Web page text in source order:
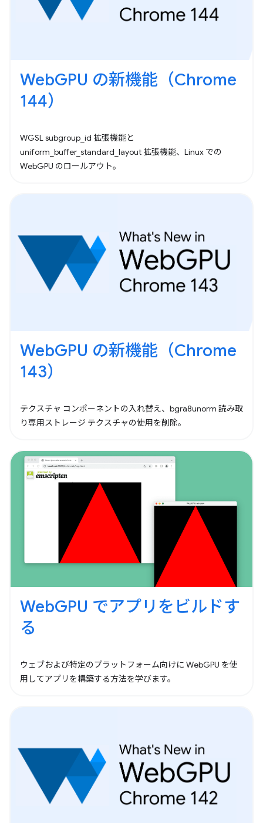
WebGPU の新機能（Chrome
144）
WGSL subgroup_id 拡張機能と
uniform_buffer_standard_layout 拡張機能、Linux での
WebGPU のロールアウト。
WebGPU の新機能（Chrome
143）
テクスチャ コンポーネントの入れ替え、bgra8unorm 読み取
り専用ストレージ テクスチャの使用を削除。
WebGPU でアプリをビルドす
る
ウェブおよび特定のプラットフォーム向けに WebGPU を使
用してアプリを構築する方法を学びます。